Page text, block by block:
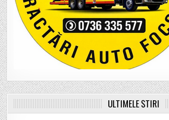
ULTIMELE ȘTIRI